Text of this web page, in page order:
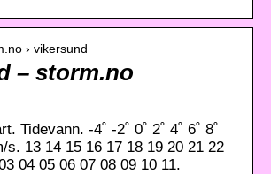
› vikersund
– storm.no
Tidevann. -4˚ -2˚ 0˚ 2˚ 4˚ 6˚ 8˚
s. 13 14 15 16 17 18 19 20 21 22
04 05 06 07 08 09 10 11.